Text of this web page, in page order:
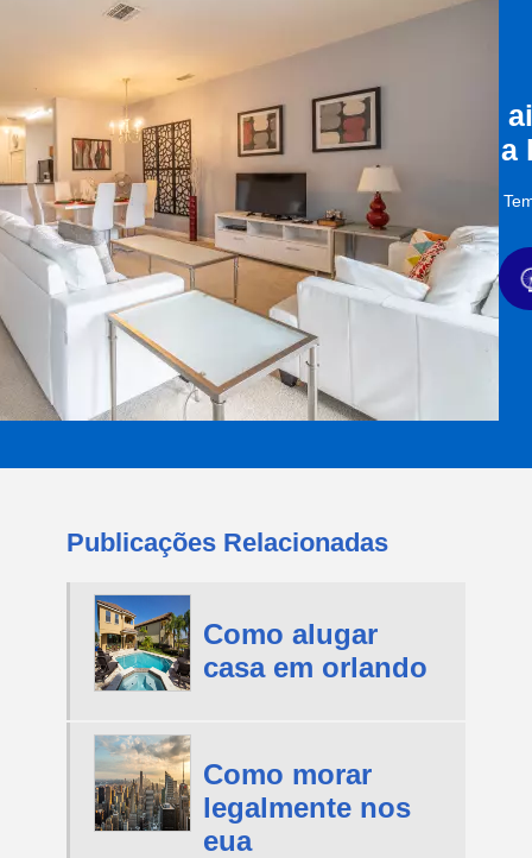
a
Publicações Relacionadas
Como alugar
casa em orlando
Como morar
legalmente nos
eua